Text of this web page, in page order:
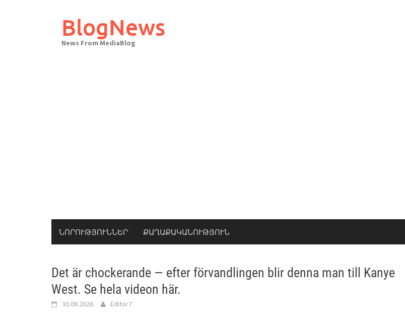
BlogNews
News From MediaBlog
ՆՈՐՈՒԹՅՈՒՆՆԵՐ ՔԱՂԱՔԱԿԱՆՈՒԹՅՈՒՆ
Det är chockerande — efter förvandlingen blir denna man till Kanye
West. Se hela videon här.
30.06.2026 Editor7